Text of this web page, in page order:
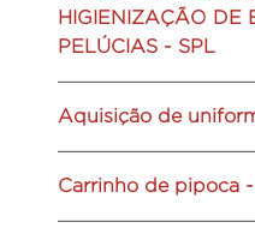
HIGIENIZAÇÃO DE
PELÚCIAS - SPL
Aquisição de
Carrinho de pipoca